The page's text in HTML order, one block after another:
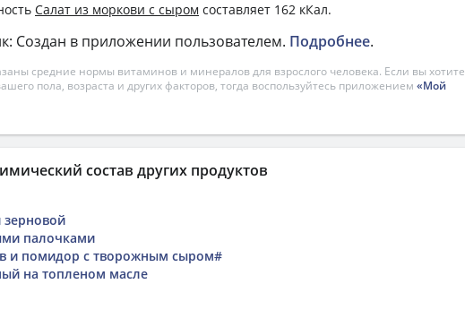
Салат из моркови с сыром составляет 162 кКал.
Создан в приложении пользователем. Подробнее.
средние нормы витаминов и минералов для взрослого человека. Если вы хотите
пола, возраста и других факторов, тогда воспользуйтесь приложением «Мой
состав других продуктов
палочками
и помидор с творожным сыром#
на топленом масле